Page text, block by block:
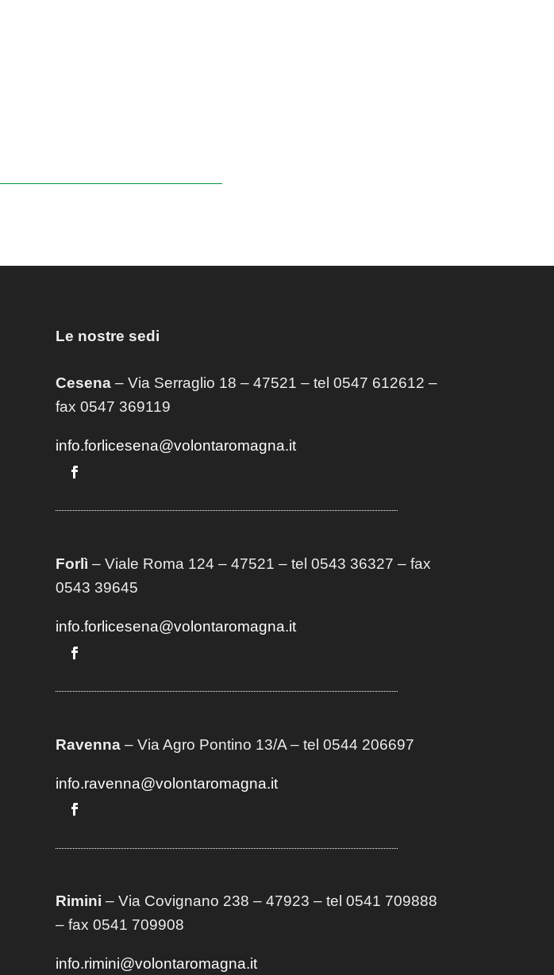
Le nostre sedi
Cesena– Via Serraglio 18 – 47521 – tel 0547 612612 –
fax 0547 369119
info.forlicesena@volontaromagna.it
Forlì – Viale Roma 124 – 47521 – tel 0543 36327 – fax
0543 39645
info.forlicesena@volontaromagna.it
Ravenna– Via Agro Pontino 13/A– tel 0544 206697
info.ravenna@volontaromagna.it
Rimini – Via Covignano 238 – 47923 – tel 0541 709888
– fax 0541 709908
info.rimini@volontaromagna.it